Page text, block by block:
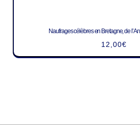
Naufrages célèbres en Bretagne, de
12,00€